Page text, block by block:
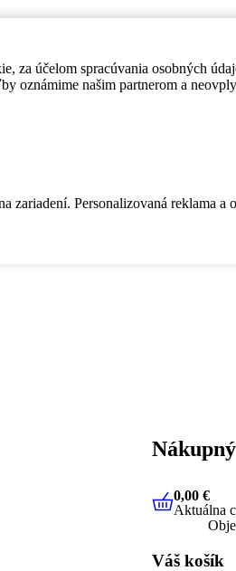
za účelom spracúvania osobných
oznámime našim partnerom a
Personalizovaná reklama a
0,00 €
0,00 €
Aktuálna
Váš košík